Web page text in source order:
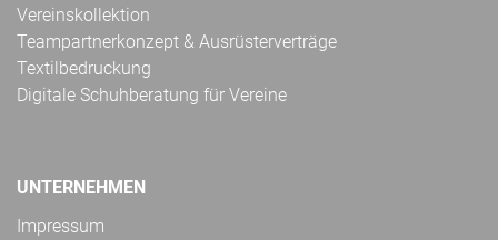
Vereinskollektion
Teampartnerkonzept & Ausrüsterverträge
Textilbedruckung
Digitale Schuhberatung für Vereine
UNTERNEHMEN
Impressum